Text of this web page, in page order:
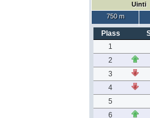
Uinti
750 m
Plass
1
2
3
4
5
6